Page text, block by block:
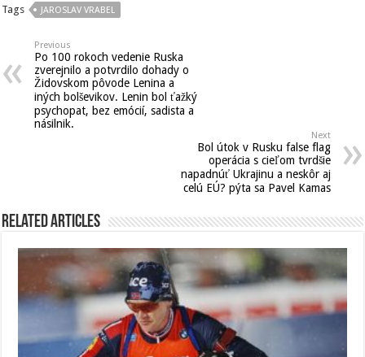
Tags JAROSLAV VRABEL
Previous
Po 100 rokoch vedenie Ruska
zverejnilo a potvrdilo dohady o
Židovskom pôvode Lenina a
iných bolševikov. Lenin bol ťažký
psychopat, bez emócií, sadista a
násilnik.
Next
Bol útok v Rusku false flag
operácia s cieľom tvrdšie
napadnúť Ukrajinu a neskôr aj
celú EÚ? pýta sa Pavel Kamas
Related Articles